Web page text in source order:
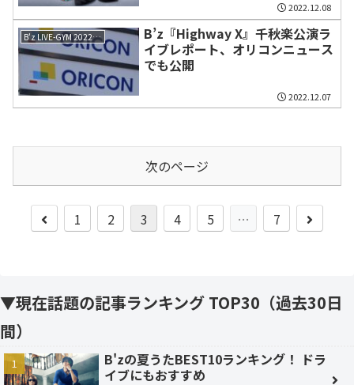
2022.12.08
B'z LIVE-GYM 2022 -Highway X-
B’z『Highway X』千秋楽公演ラ
イブレポート、オリコンニュース
でも公開
2022.12.07
次のページ
前
1 2 3 4 5 … 7
次
▼現在話題の記事ランキング TOP30（過去30日
間）
B'zの夏うたBEST10ランキング！ ドラ
イブにもおすすめ